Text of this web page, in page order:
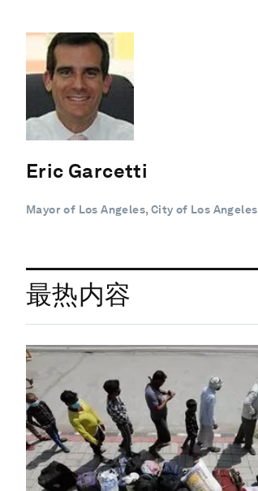
Eric Garcetti
Mayor of Los Angeles, City of Los Angeles
最热内容